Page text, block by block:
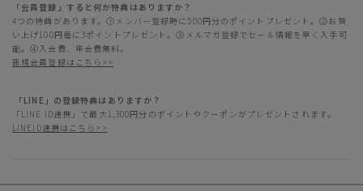
「会員登録」すると何か特典はありますか？
4つの特典があります。①メンバー登録時に500円分のポイントプレゼント。②お買
い上げ100円毎に3ポイントプレゼント。③メルマガ登録でセール情報を早く入手可
能。④入会費、年会費無料。
新規会員登録はこちら>>
「LINE」の登録特典はありますか？
「LINE ID連携」で最大1,300円分のポイントやクーポンがプレゼントされます。
LINEID連携はこちら>>